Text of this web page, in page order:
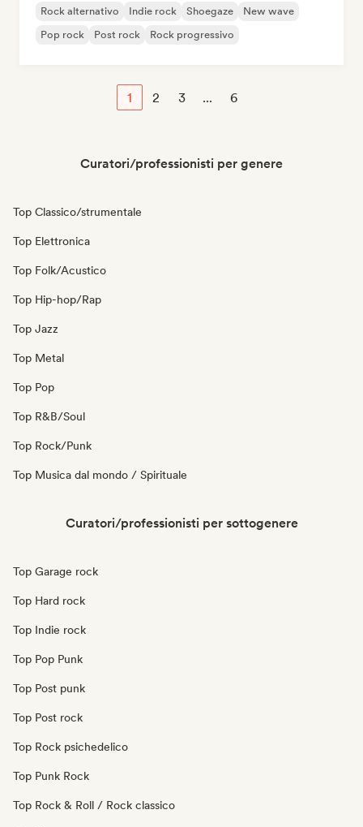
Rock alternativo Indie rock Shoegaze
New wave
Pop rock
Post rock Rock progressivo
1 2 3 ... 6
Curatori/professionisti per genere
Top Classico/strumentale
Top Elettronica
Top Folk/Acustico
Top Hip-hop/Rap
Top Jazz
Top Metal
Top Pop
Top R&B/Soul
Top Rock/Punk
Top Musica dal mondo / Spirituale
Curatori/professionisti per sottogenere
Top Garage rock
Top Hard rock
Top Indie rock
Top Pop Punk
Top Post punk
Top Post rock
Top Rock psichedelico
Top Punk Rock
Top Rock & Roll / Rock classico